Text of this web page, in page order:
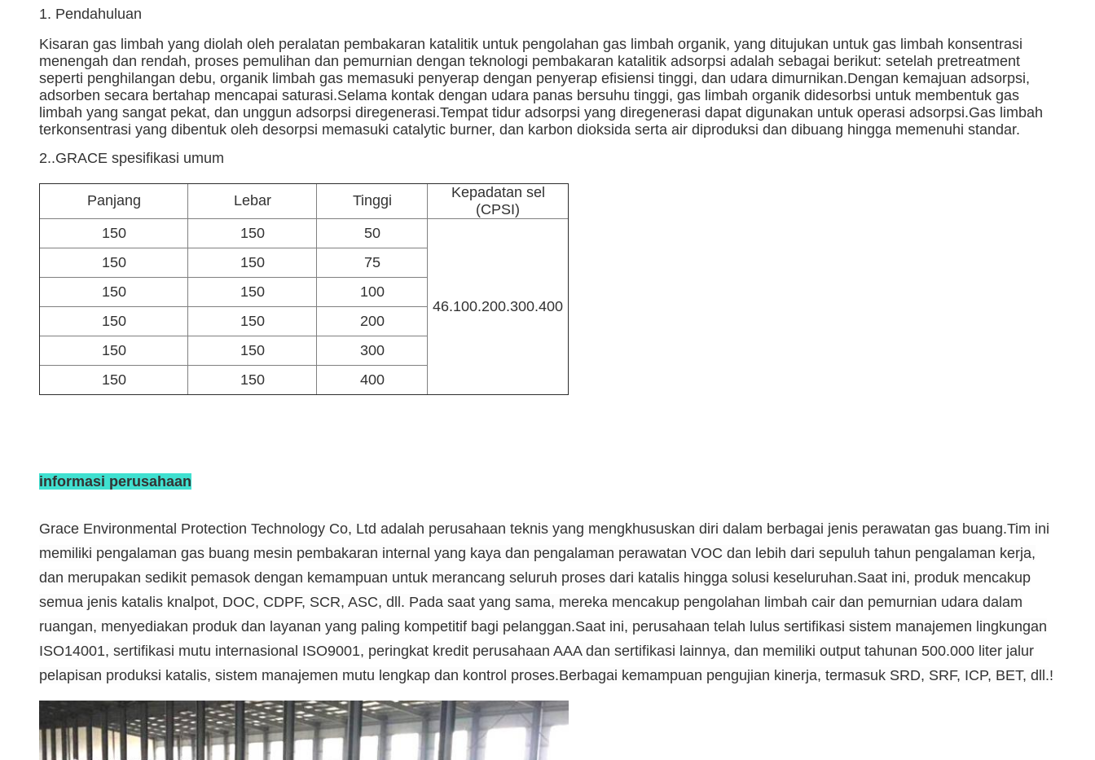
1. Pendahuluan
Kisaran gas limbah yang diolah oleh peralatan pembakaran katalitik untuk pengolahan gas limbah organik, yang ditujukan untuk gas limbah konsentrasi
menengah dan rendah, proses pemulihan dan pemurnian dengan teknologi pembakaran katalitik adsorpsi adalah sebagai berikut: setelah pretreatment
seperti penghilangan debu, organik limbah gas memasuki penyerap dengan penyerap efisiensi tinggi, dan udara dimurnikan.Dengan kemajuan adsorpsi,
adsorben secara bertahap mencapai saturasi.Selama kontak dengan udara panas bersuhu tinggi, gas limbah organik didesorbsi untuk membentuk gas
limbah yang sangat pekat, dan unggun adsorpsi diregenerasi.Tempat tidur adsorpsi yang diregenerasi dapat digunakan untuk operasi adsorpsi.Gas limbah
terkonsentrasi yang dibentuk oleh desorpsi memasuki catalytic burner, dan karbon dioksida serta air diproduksi dan dibuang hingga memenuhi standar.
2..GRACE spesifikasi umum
Panjang Lebar Tinggi
Kepadatan sel
(CPSI)
150
150 50
46.100.200.300.400
150 150
75
150
150
100
150
150
200
150
150
300
150
150 400
informasi perusahaan
Grace Environmental Protection Technology Co, Ltd adalah perusahaan teknis yang mengkhususkan diri dalam berbagai jenis perawatan gas buang.Tim ini
memiliki pengalaman gas buang mesin pembakaran internal yang kaya dan pengalaman perawatan VOC dan lebih dari sepuluh tahun pengalaman kerja,
dan merupakan sedikit pemasok dengan kemampuan untuk merancang seluruh proses dari katalis hingga solusi keseluruhan.Saat ini, produk mencakup
semua jenis katalis knalpot, DOC, CDPF, SCR, ASC, dll. Pada saat yang sama, mereka mencakup pengolahan limbah cair dan pemurnian udara dalam
ruangan, menyediakan produk dan layanan yang paling kompetitif bagi pelanggan.Saat ini, perusahaan telah lulus sertifikasi sistem manajemen lingkungan
ISO14001, sertifikasi mutu internasional ISO9001, peringkat kredit perusahaan AAA dan sertifikasi lainnya, dan memiliki output tahunan 500.000 liter jalur
pelapisan produksi katalis, sistem manajemen mutu lengkap dan kontrol proses.Berbagai kemampuan pengujian kinerja, termasuk SRD, SRF, ICP, BET, dll.!